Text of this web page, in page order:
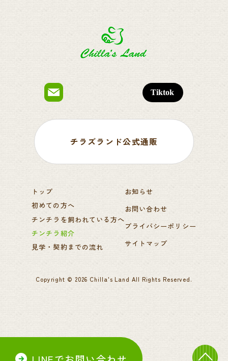
チラズランド公式通販
トップ
初めての方へ
チンチラを飼われている方へ
チンチラ紹介
見学・契約までの流れ
お知らせ
お問い合わせ
プライバシーポリシー
サイトマップ
Copyright © 2026 Chilla's Land All Rights Reserved.